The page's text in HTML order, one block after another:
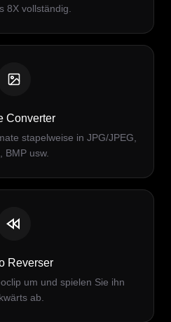
8X vollständig.
Converter
stapelweise in JPG/JPEG,
BMP usw.
Reverser
um und spielen Sie ihn
ab.